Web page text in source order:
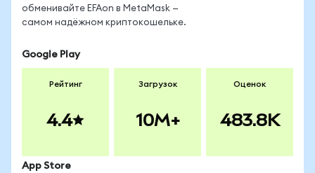
обменивайте EFAon в MetaMask —
самом надёжном криптокошельке.
Google Play
Рейтинг
4.4
Загрузок
10M+
Оценок
483.8K
App Store